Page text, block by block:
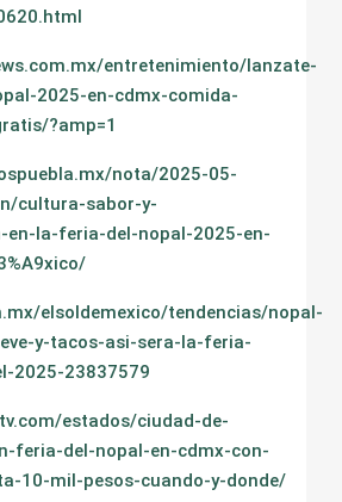
entretenimiento/lanzate-
2025-en-cdmx-comida-
?amp=1
nota/2025-05-
cultura-sabor-y-
en-la-feria-del-nopal-2025-en-
elsoldemexico/tendencias/nopal-
y-tacos-asi-sera-la-feria-
2025-23837579
estados/ciudad-de-
feria-del-nopal-en-cdmx-con-
10-mil-pesos-cuando-y-donde/